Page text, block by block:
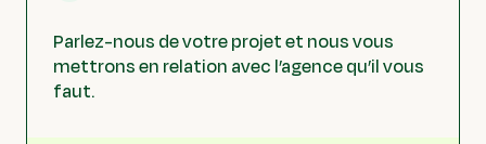
Parlez-nous de votre projet et nous vous
mettrons en relation avec l’agence qu’il vous
faut.